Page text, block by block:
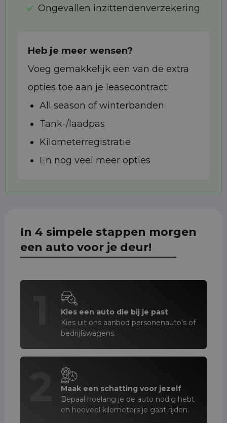
Ongevallen inzittendenverzekering
Heb je meer wensen?
Voeg gemakkelijk een van de extra
opties toe aan je leasecontract:
All season of winterbanden
Tank-/laadpas
Kilometerregistratie
En nog veel meer opties
In 4 simpele stappen morgen
een auto voor je deur!
Kies een auto die bij je past
Kies uit ons aanbod personenauto’s of
bedrijfswagens.
Maak een schatting voor jezelf
Bepaal hoelang je de auto nodig hebt
en hoeveel kilometers je gaat rijden.